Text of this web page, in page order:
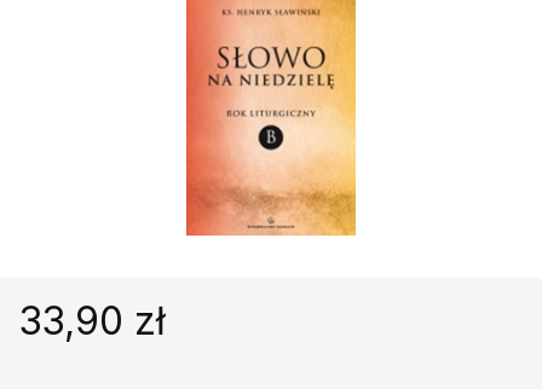
Książki obcojęzyczne
Promocja
33,90 zł